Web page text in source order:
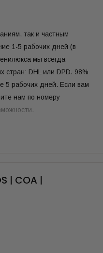
о продукте доступна:
IFRA, SDS (Паспорт
анализа). Смотрите в
миндального дерева.
жирные
вещества,
часто применяют как
ингредиент для ухода
так и частным
1-5 рабочих дней (в
мы всегда
стран: DHL или DPD. 98%
5 рабочих дней. Если вам
нам по номеру
Нидерландам,
| COA |